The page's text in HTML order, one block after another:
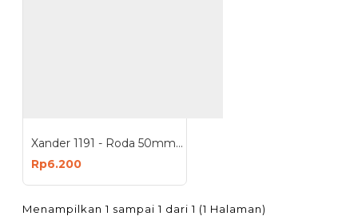
Xander 1191 - Roda 50mm Hidup - Poliurethane - 2 inch
Rp6.200
Menampilkan 1 sampai 1 dari 1 (1 Halaman)